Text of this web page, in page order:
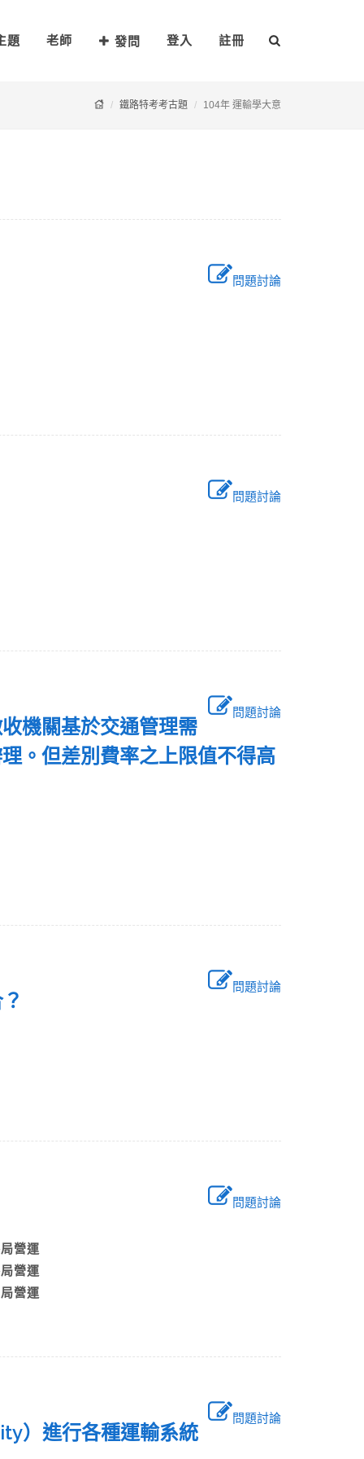
題 老師 發問 登入 註冊
鐵路特考考古題 104年 運輸學大意
問題討論
問題討論
問題討論
機關基於交通管理需
。但差別費率之上限值不得高
問題討論
？
問題討論
局營運
局營運
局營運
問題討論
）進行各種運輸系統